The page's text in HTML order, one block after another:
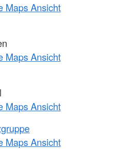
Maps Ansicht
Maps Ansicht
Maps Ansicht
Maps Ansicht